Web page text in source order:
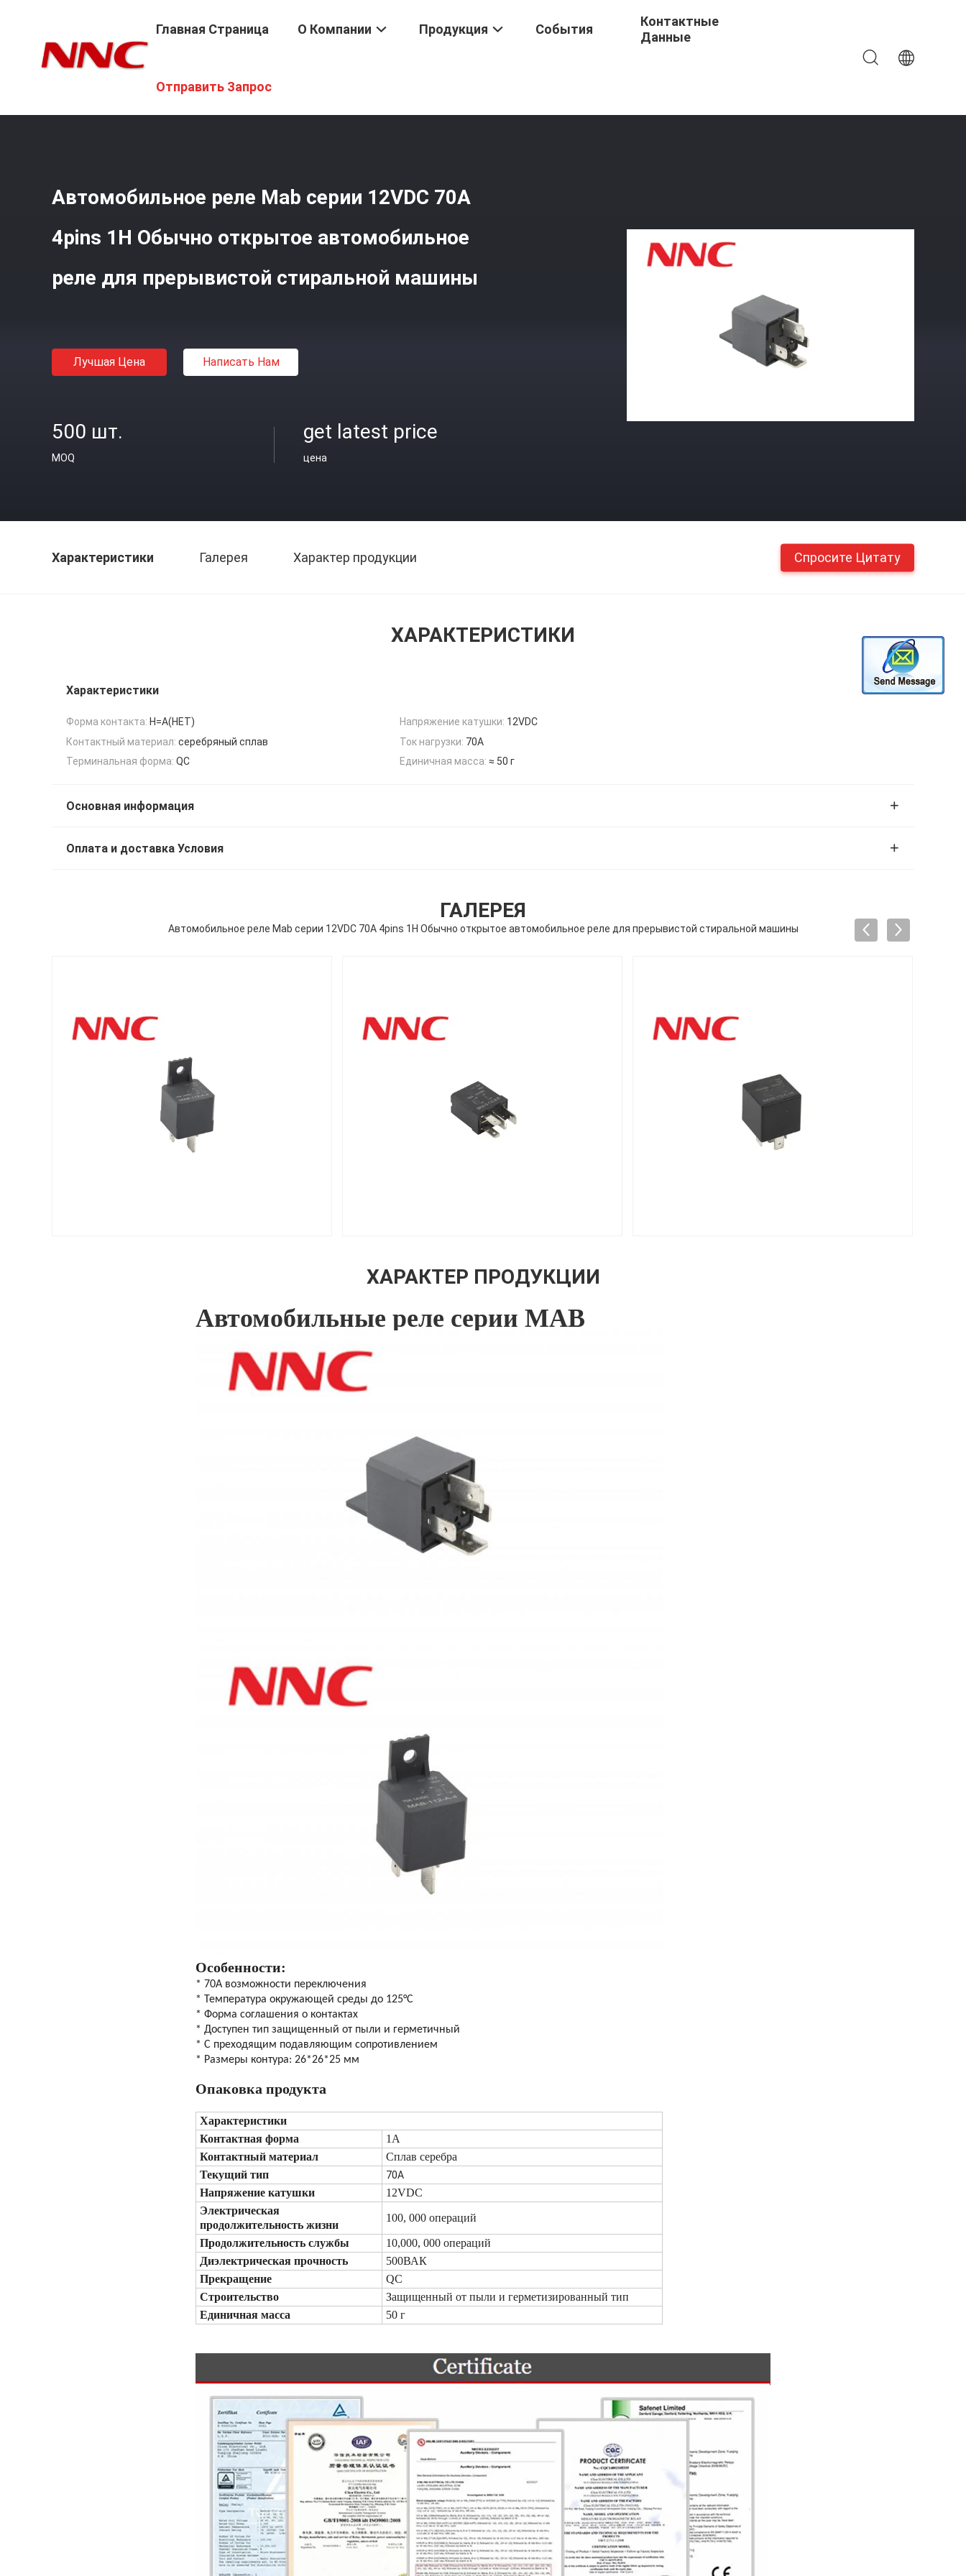
Главная Страница О Компании Продукция События
Контактные
Данные
Отправить Запрос
Автомобильное реле Mab серии 12VDC 70A
4pins 1H Обычно открытое автомобильное
реле для прерывистой стиральной машины
Лучшая Цена Написать Нам
500 шт.
MOQ
get latest price
цена
Характеристики Галерея Характер продукции Спросите Цитату
ХАРАКТЕРИСТИКИ
Характеристики
Форма контакта: H=A(НЕТ) Напряжение катушки: 12VDC
Контактный материал: серебряный сплав Ток нагрузки: 70А
Терминальная форма: QC Единичная масса: ≈ 50 г
Основная информация
Оплата и доставка Условия
ГАЛЕРЕЯ
Автомобильное реле Mab серии 12VDC 70A 4pins 1H Обычно открытое автомобильное реле для прерывистой стиральной машины
ХАРАКТЕР ПРОДУКЦИИ
Автомобильные реле серии MAB
Особенности:
* 70A возможности переключения
* Температура окружающей среды до 125°C
* Форма соглашения о контактах
* Доступен тип защищенный от пыли и герметичный
* С преходящим подавляющим сопротивлением
* Размеры контура: 26*26*25 мм
Опаковка продукта
Характеристики
Контактная форма
1А
Контактный материал
Сплав серебра
Текущий тип
70А
Напряжение катушки
12VDC
Электрическая
продолжительность жизни
100, 000 операций
Продолжительность службы
10,000, 000 операций
Диэлектрическая прочность
500ВАК
Прекращение
QC
Строительство
Защищенный от пыли и герметизированный тип
Единичная масса
50 г